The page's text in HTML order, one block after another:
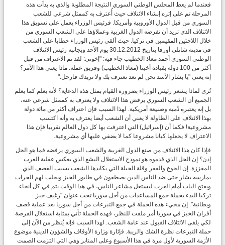
فعندما لم يعط المجلس الوطني السوري النتيجة المطلوبة والذي به بدأت هذه
المرحلة تم على إثره إنشاء الائتلاف حيث أُعترف به كممثل شرعي للشعب
السوري من قبل الدول الأوروبية وأمريكا. فرئيس الوزراء يعمل على تسويق هذا
الائتلاف الذي تريد أن تفرضه الدول الغربية وعملاؤها على الشعب السوري من
خلال اللاجئين المقيمين في تركيا. حيث ألقى رئيس الوزراء خطابا على الشعب
في مدينة شانلي أورفا بتاريخ 30.12.2012 يوم الأحد وبجانبه رئيس الائتلاف
الوطني السوري أحمد معاذ الخطيب جاء فيه: "إخوتي: لقد تم الاعتراف من قبل
أكثر من 100 دولة بقيادة أخينا (معاذ الخطيب) وفريق عمله. ماذا يعني هذا الأمر؟
إنه يعني "يا بشار الأسد نحن لم نعد نعترف بك ولا نريدك فارحل."
تُرى لماذا يشعر رئيس الوزراء بضرورة القيام بمثل هذه الدعاية؟ لأنه يعلم كما يعلم
الجميع أن الشعب السوري يرفض هذا الائتلاف ولا يعترف به كممثل شرعي عنه،
بل إنه يعتبره دُمية وصنيعة أمريكية. لهذا السبب فإن اعتراف أكثر من مائة دولة
بهذا الائتلاف على الطاولة لا يعني أن الشعب أيضا يعترف به وأنه اكتسب
مشروعية! فكما أن (إسرائيل) التي اعترفت بها كل دول العالم تقريبا فإن هذا
الاعتراف لا يجعلها كيانا مشروعا كما لا يضفي عليها أي مشروعية.
فإذا كان هذا الائتلاف من صنع الدول الغربية والشعب السوري يرفضه فما هو الحل
إذن؟ إن الحل الذي قدموه هو نموذج الاستغلال البشع الذي يعكس عقلية الغرب
المقززة. إن الجوع والفقر وقلة الحيلة التي يكابدها الشعب بسبب القصف الذي
يمارسه بشار حتى ضد الناس الذين يصطفون في طابور الخبز ويجلب لهم الخراب
ويفتح الباب أمام الغرب ليستغل مشاعر الناس، في هذا الوقت يتم في كل أنحاء
تركيا البدء بحملة جمع المساعدات من أجل سوريا تحت عنوان "رغيف خبز
وبطانية". إن مجيء هذه الحملة في جمع التبرعات من أجل سوريا بعد عملية قصف
أفران الخبز في سوريا أمر ملفت للنظر، فهذه الحملة تأتي بمثابة استغلال الفرصة
لكي يلقى الائتلاف القبول عند عامة الشعب. لهذا السبب فإنه يُنظر من الآن إلى
حملة التبرعات نظرة الشك والريبة. فإثارة وزارة الأوقاف والشؤون الدينية موضوع
الأزمة السورية لأول مرة في هذا الأسبوع وعلى المنابر وهي التي التزمت الصمت